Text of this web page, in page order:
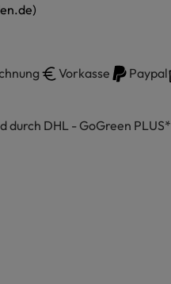
Vorkasse Paypal
durch DHL - GoGreen PLUS*